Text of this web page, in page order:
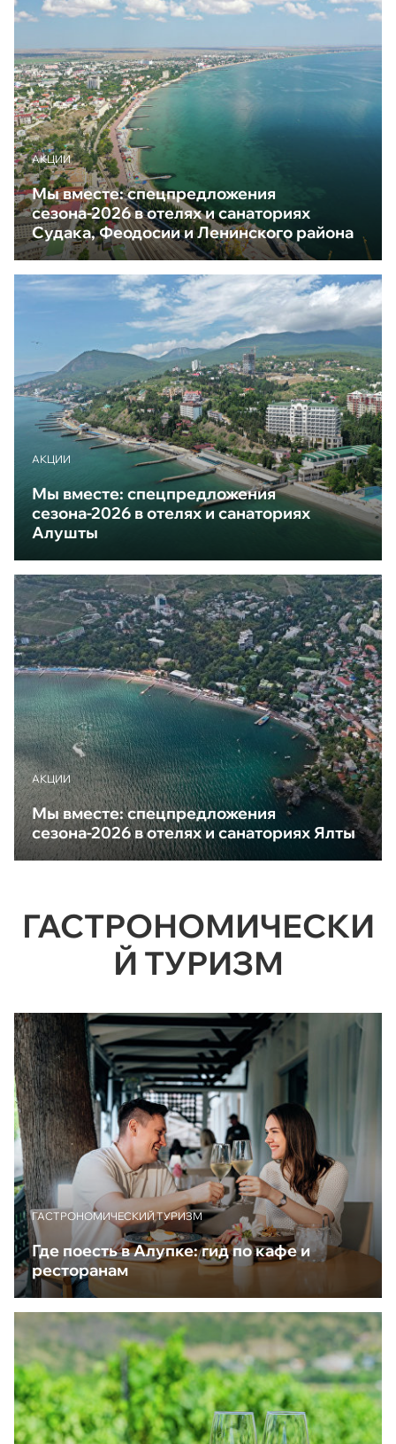
АКЦИИ
Мы вместе: спецпредложения
сезона-2026 в отелях и санаториях
Судака, Феодосии и Ленинского района
АКЦИИ
Мы вместе: спецпредложения
сезона-2026 в отелях и санаториях
Алушты
АКЦИИ
Мы вместе: спецпредложения
сезона-2026 в отелях и санаториях Ялты
ГАСТРОНОМИЧЕСКИ
Й ТУРИЗМ
ГАСТРОНОМИЧЕСКИЙ ТУРИЗМ
Где поесть в Алупке: гид по кафе и
ресторанам